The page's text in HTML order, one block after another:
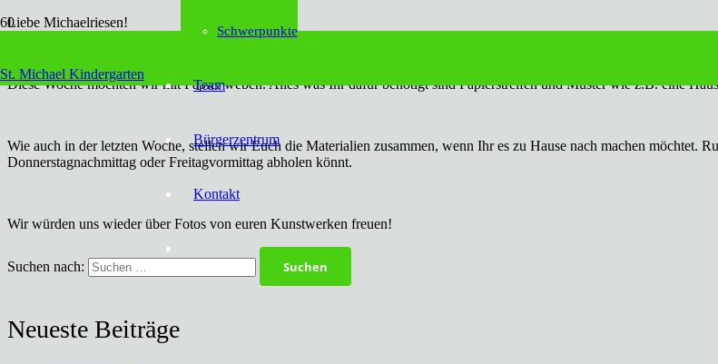
St. Michael Kindergarten
Schwerpunkte
Team
Bürgerzentrum
Kontakt
Liebe Michaelriesen!
Diese Woche möchten wir mit Papier weben. Alles was Ihr dafür benötigt sind Papierstreifen und Muster wie z.B. eine
Wie auch in der letzten Woche, stellen wir Euch die Materialien zusammen, wenn Ihr es zu Hause nach machen möchtet.
Donnerstagnachmittag oder Freitagvormittag abholen könnt.
Wir würden uns wieder über Fotos von euren Kunstwerken freuen!
Suchen nach:
Neueste Beiträge